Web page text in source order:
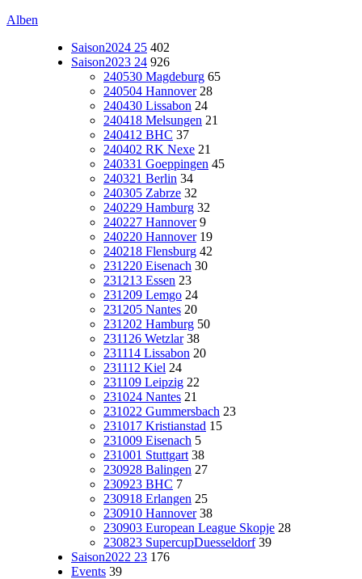
Alben
Saison2024 25 402
Saison2023 24 926
240530 Magdeburg 65
240504 Hannover 28
240430 Lissabon 24
240418 Melsungen 21
240412 BHC 37
240402 RK Nexe 21
240331 Goeppingen 45
240321 Berlin 34
240305 Zabrze 32
240229 Hamburg 32
240227 Hannover 9
240220 Hannover 19
240218 Flensburg 42
231220 Eisenach 30
231213 Essen 23
231209 Lemgo 24
231205 Nantes 20
231202 Hamburg 50
231126 Wetzlar 38
231114 Lissabon 20
231112 Kiel 24
231109 Leipzig 22
231024 Nantes 21
231022 Gummersbach 23
231017 Kristianstad 15
231009 Eisenach 5
231001 Stuttgart 38
230928 Balingen 27
230923 BHC 7
230918 Erlangen 25
230910 Hannover 38
230903 European League Skopje 28
230823 SupercupDuesseldorf 39
Saison2022 23 176
Events 39